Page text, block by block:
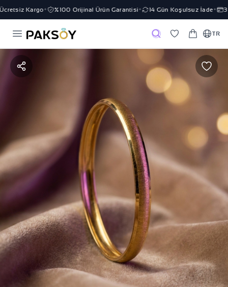
Kargo✦ %100 Orijinal Ürün Garantisi✦ 14 Gün Koşulsuz İade ✦ 3
TR